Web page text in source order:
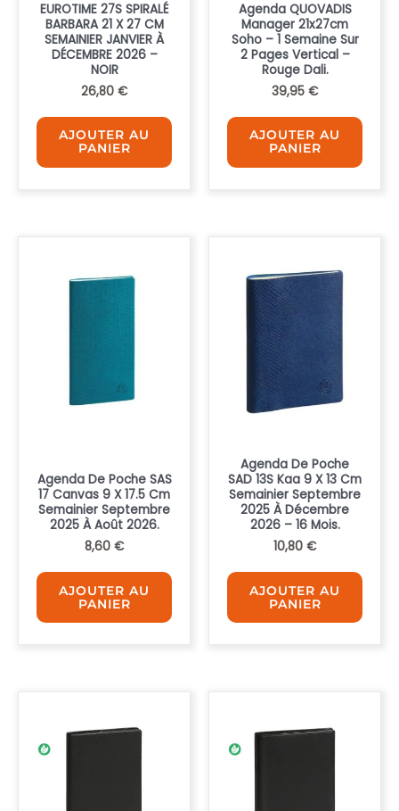
EUROTIME 27S SPIRALÉ
BARBARA 21 X 27 CM
SEMAINIER JANVIER À
DÉCEMBRE 2026 –
NOIR
26,80 €
AJOUTER AU
PANIER
Agenda QUOVADIS
Manager 21x27cm
Soho – 1 Semaine Sur
2 Pages Vertical –
Rouge Dali.
39,95 €
AJOUTER AU
PANIER
Agenda De Poche SAS
17 Canvas 9 X 17.5 Cm
Semainier Septembre
2025 À Août 2026.
8,60 €
AJOUTER AU
PANIER
Agenda De Poche
SAD 13S Kaa 9 X 13 Cm
Semainier Septembre
2025 À Décembre
2026 – 16 Mois.
10,80 €
AJOUTER AU
PANIER